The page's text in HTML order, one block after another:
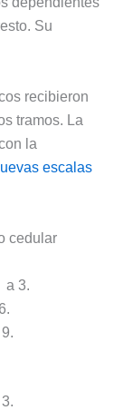
Su
recibieron
tramos. La
la
escalas
cedular
a 3.